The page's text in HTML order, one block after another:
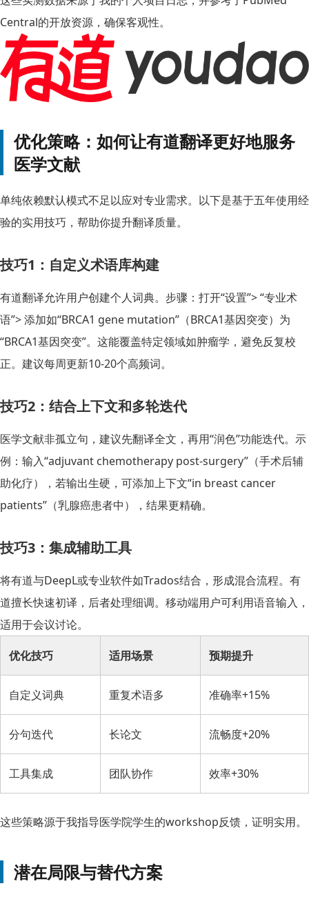
Central的开放资源，确保客观性。
优化策略：如何让有道翻译更好地服务
医学文献
单纯依赖默认模式不足以应对专业需求。以下是基于五年使用经
验的实用技巧，帮助你提升翻译质量。
技巧1：自定义术语库构建
有道翻译允许用户创建个人词典。步骤：打开“设置”> “专业术
语”> 添加如“BRCA1 gene mutation”（BRCA1基因突变）为
“BRCA1基因突变”。这能覆盖特定领域如肿瘤学，避免反复校
正。建议每周更新10-20个高频词。
技巧2：结合上下文和多轮迭代
医学文献非孤立句，建议先翻译全文，再用“润色”功能迭代。示
例：输入“adjuvant chemotherapy post-surgery”（手术后辅
助化疗），若输出生硬，可添加上下文“in breast cancer
patients”（乳腺癌患者中），结果更精确。
技巧3：集成辅助工具
将有道与DeepL或专业软件如Trados结合，形成混合流程。有
道擅长快速初译，后者处理细调。移动端用户可利用语音输入，
适用于会议讨论。
优化技巧 适用场景 预期提升
自定义词典 重复术语多 准确率+15%
分句迭代 长论文 流畅度+20%
工具集成 团队协作 效率+30%
这些策略源于我指导医学院学生的workshop反馈，证明实用。
潜在局限与替代方案